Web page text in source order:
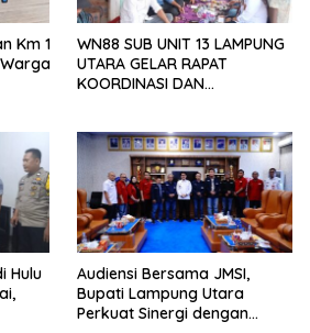
Km 1
WN88 SUB UNIT 13 LAMPUNG
UTARA GELAR RAPAT
KOORDINASI DAN
Hulu
Audiensi Bersama JMSI,
Bupati Lampung Utara
Perkuat Sinergi dengan